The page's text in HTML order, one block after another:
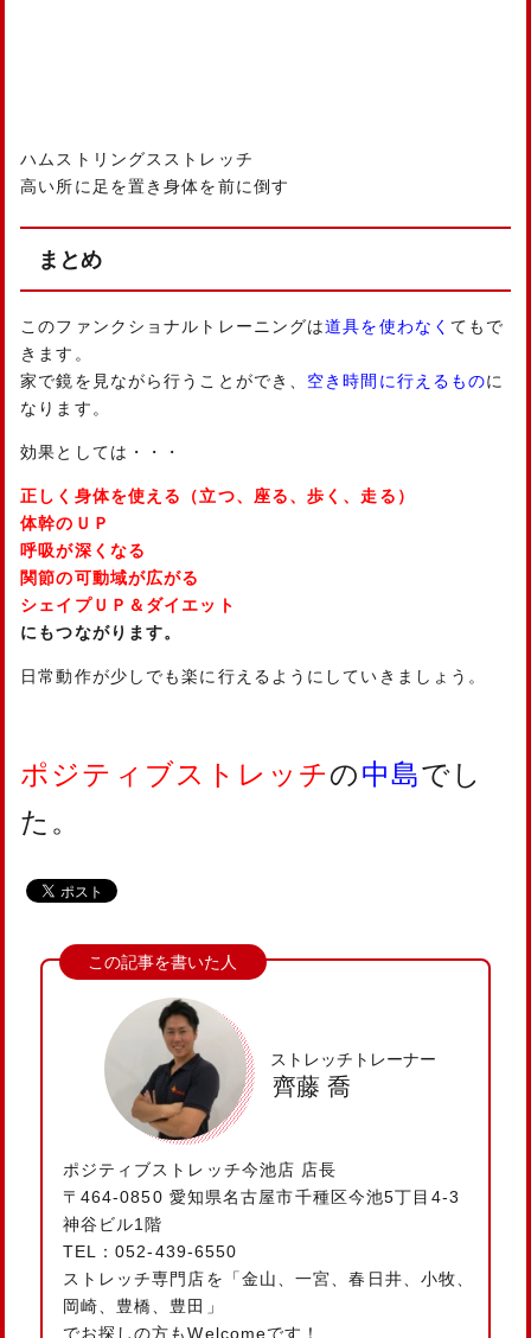
ハムストリングスストレッチ
高い所に足を置き身体を前に倒す
まとめ
このファンクショナルトレーニングは道具を使わなく てもで
きます。
家で鏡を見ながら行うことができ、 空き時間に行えるものに
なります。
効果としては・・・
正しく身体を使える（立つ、座る、歩く、走る）
体幹のＵＰ
呼吸が深くなる
関節の可動域が広がる
シェイプＵＰ＆ダイエット
にもつながります。
日常動作が少しでも楽に行えるようにしていきましょう。
ポジティブストレッチの中島でし
た。
ストレッチトレーナー
齊藤 喬
ポジティブストレッチ今池店 店長
〒464-0850 愛知県名古屋市千種区今池5丁目4-3
神谷ビル1階
TEL：052-439-6550
ストレッチ専門店を「金山、一宮、春日井、小牧、
岡崎、豊橋、豊田」
でお探しの方もWelcomeです！